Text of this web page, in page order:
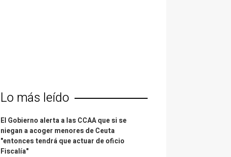
Lo más leído
El Gobierno alerta a las CCAA que si se
niegan a acoger menores de Ceuta
"entonces tendrá que actuar de oficio
Fiscalía"